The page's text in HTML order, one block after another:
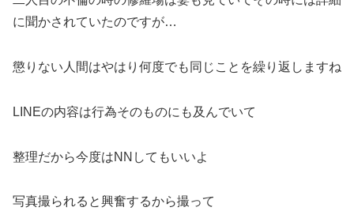
に聞かされていたのですが…
懲りない人間はやはり何度でも同じことを繰り返しますね
LINEの内容は行為そのものにも及んでいて
整理だから今度はNNしてもいいよ
写真撮られると興奮するから撮って